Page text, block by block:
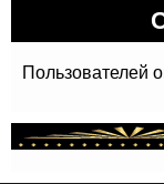
Пользователей